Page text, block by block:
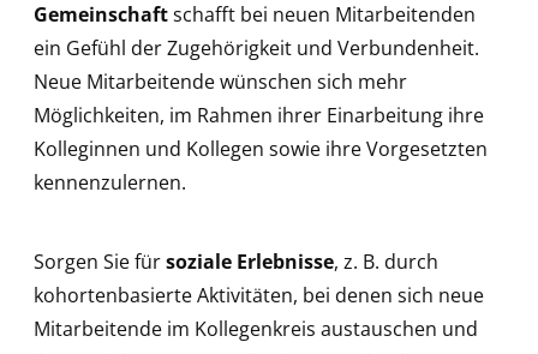
Gemeinschaftschafft bei neuen Mitarbeitenden
ein Gefühl der Zugehörigkeit und Verbundenheit.
Neue Mitarbeitende wünschen sich mehr
Möglichkeiten, im Rahmen ihrer Einarbeitung ihre
Kolleginnen und Kollegen sowie ihre Vorgesetzten
kennenzulernen.
Sorgen Sie fürsoziale Erlebnisse, z. B. durch
kohortenbasierte Aktivitäten, bei denen sich neue
Mitarbeitende im Kollegenkreis austauschen und